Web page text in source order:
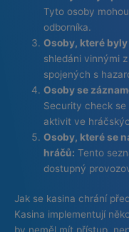
Tyto osoby
odborníka.
Osoby, které
shledáni vinnými
spojených s
Osoby se
Security check se
aktivit ve
Osoby, které se
hráčů: Tento
dostupný
Jak se kasina chrání
Kasina implementují